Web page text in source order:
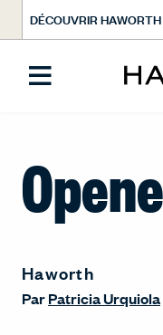
DÉCOUVRIR HAWORTH
Haworth
ParPatricia Urquiola